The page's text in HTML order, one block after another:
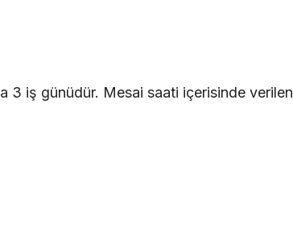
3 iş günüdür. Mesai saati içerisinde verilen